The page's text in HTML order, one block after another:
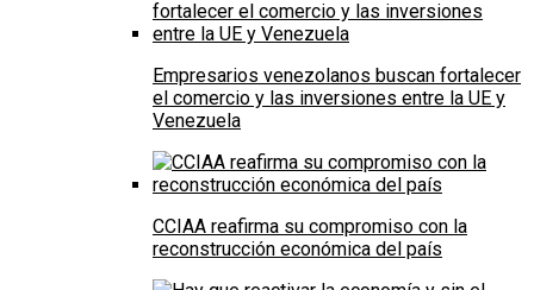
Empresarios venezolanos buscan fortalecer
el comercio y las inversiones entre la UE y
Venezuela
CCIAA reafirma su compromiso con la
reconstrucción económica del país